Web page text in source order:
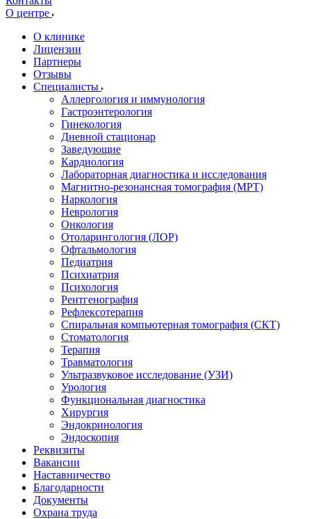
О центре
О клинике
Лицензии
Партнеры
Отзывы
Специалисты
Аллергология и иммунология
Гастроэнтерология
Гинекология
Дневной стационар
Заведующие
Кардиология
Лабораторная диагностика и исследования
Магнитно-резонансная томография (МРТ)
Наркология
Неврология
Онкология
Отоларингология (ЛОР)
Офтальмология
Педиатрия
Психиатрия
Психология
Рентгенография
Рефлексотерапия
Спиральная компьютерная томография (СКТ)
Стоматология
Терапия
Травматология
Ультразвуковое исследование (УЗИ)
Урология
Функциональная диагностика
Хирургия
Эндокринология
Эндоскопия
Реквизиты
Вакансии
Наставничество
Благодарности
Документы
Охрана труда